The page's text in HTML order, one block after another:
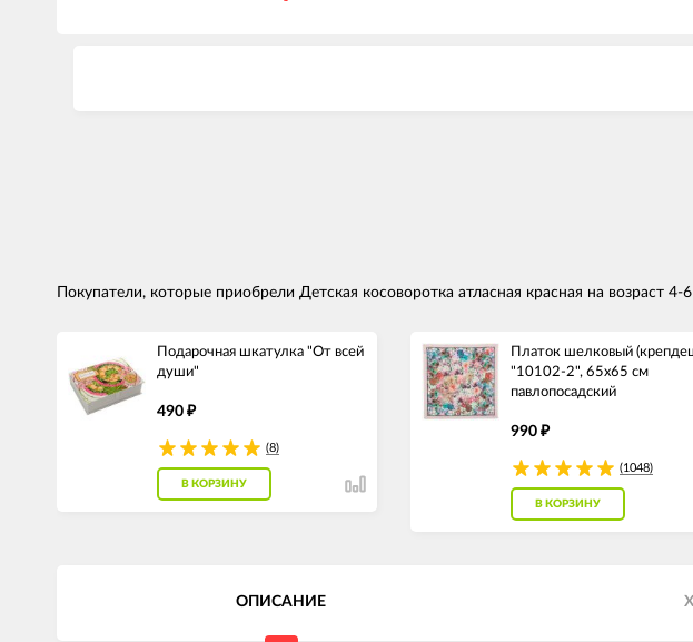
Покупатели, которые приобрели Детская косоворотка атласная красная на возраст 4-
Подарочная шкатулка "От всей
души"
490 ₽
(8)
В КОРЗИНУ
Платок шелковый
"10102-2", 65х65 см
павлопосадский
990 ₽
(1048)
В КОРЗИНУ
ОПИСАНИЕ